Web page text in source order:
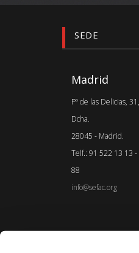
SEDE
Madrid
Pº de las Delicias,
Dcha.
28045 - Madrid.
Telf.: 91 522 13 13 -
88
info@sefac.org